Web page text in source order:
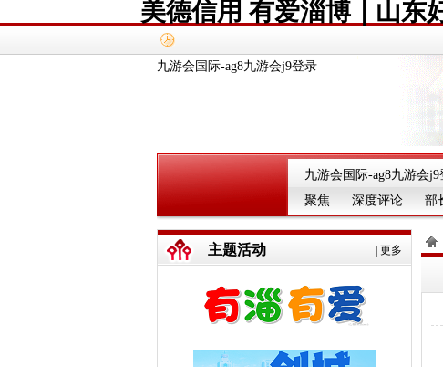
美德信用 有爱淄博｜山东
九游会国际-ag8九游会j9登录
九游会国际-ag8九游会j9
聚焦
深度评论 部
更多
主题活动